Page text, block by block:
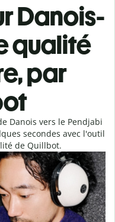
Danois-
qualité
par
Danois vers le Pendjabi
secondes avec l'outil
de Quillbot.